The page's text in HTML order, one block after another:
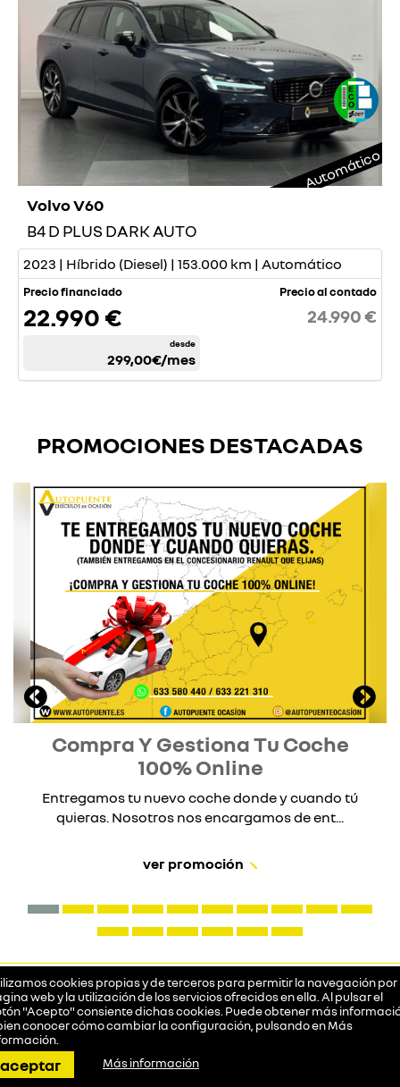
Automático
Volvo V60
B4 D PLUS DARK AUTO
2023 | Híbrido (Diesel) | 153.000 km | Automático
Precio financiado
22.990 €
desde
299,00€/mes
Precio al contado
24.990 €
PROMOCIONES DESTACADAS
Compra Y Gestiona Tu Coche
100% Online
Entregamos tu nuevo coche donde y cuando tú
quieras. Nosotros nos encargamos de ent...
ver promoción
cookies propias y de terceros para permitir la navegación por
web y la utilización de los servicios ofrecidos en ella. Al pulsar el
"Acepto" consiente dichas cookies. Puede obtener más
conocer cómo cambiar la configuración, pulsando enMás
aceptar Más información
llamar pedir cita dirección
¿Necesitas algo?